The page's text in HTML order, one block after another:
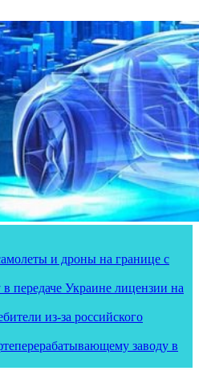
и дроны на границе с
передаче Украине лицензии на
из-за российского
заводу в